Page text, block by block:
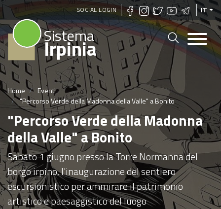
Salta
al
contenuto
principale
SOCIAL LOGIN IT
Sistema
Irpinia
Home
Eventi
"Percorso Verde della Madonna della Valle" a Bonito
"Percorso Verde della Madonna
della Valle" a Bonito
Sabato 1 giugno presso la Torre Normanna del
borgo irpino, l'inaugurazione del sentiero
escursionistico per ammirare il patrimonio
artistico e paesaggistico del luogo